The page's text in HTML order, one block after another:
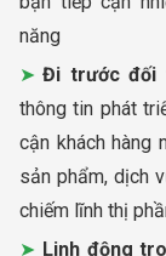
năng
Đi trước đối
thông tin phát
cận khách hàng
sản phẩm, dịch
chiếm lĩnh thị
Linh động